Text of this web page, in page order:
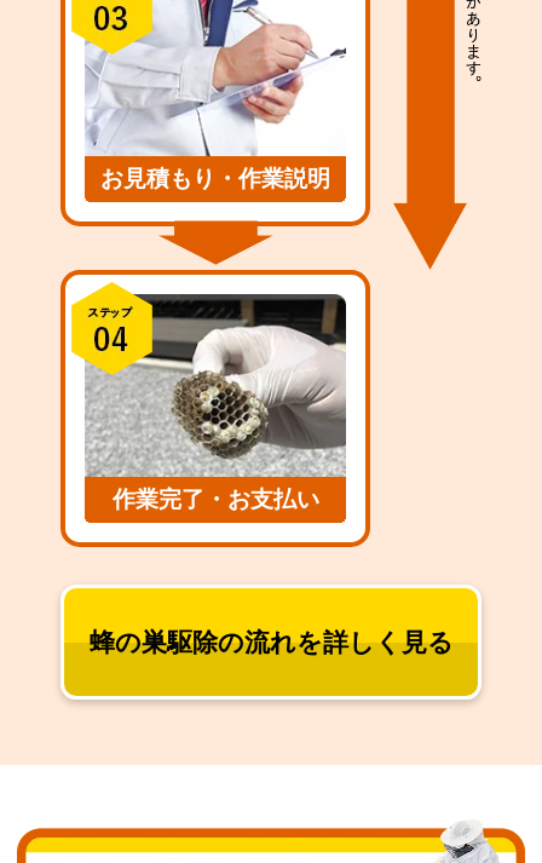
お見積もり・作業説明
作業完了・お支払い
蜂の巣駆除の流れを詳しく見る